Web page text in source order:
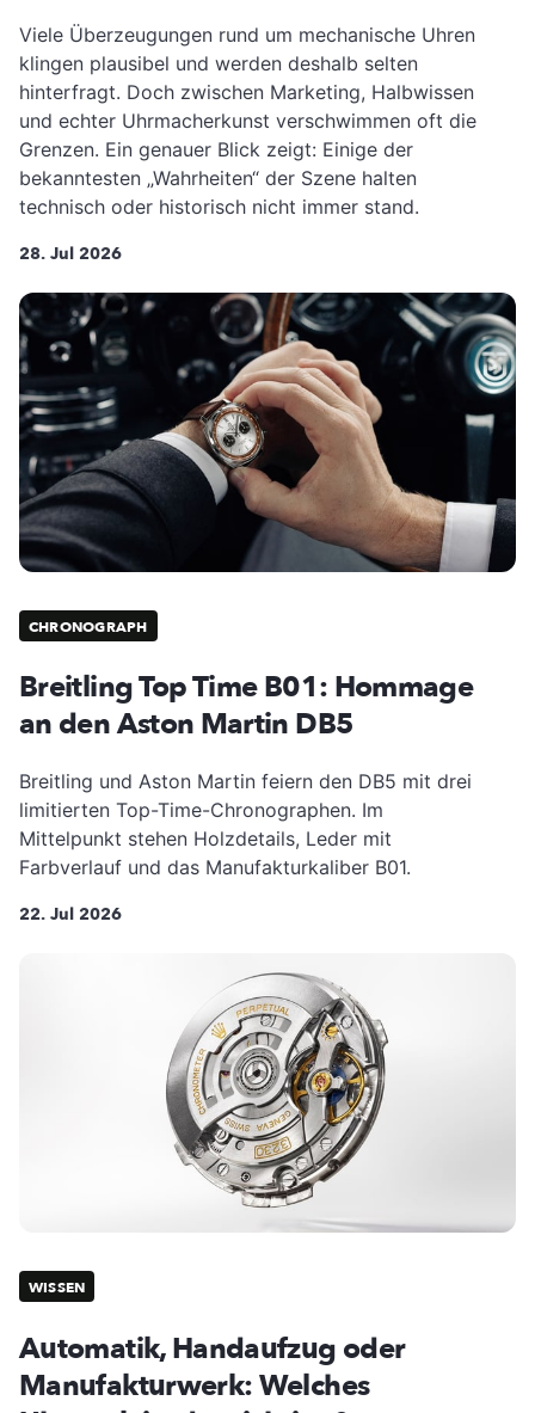
Viele Überzeugungen rund um mechanische Uhren
klingen plausibel und werden deshalb selten
hinterfragt. Doch zwischen Marketing, Halbwissen
und echter Uhrmacherkunst verschwimmen oft die
Grenzen. Ein genauer Blick zeigt: Einige der
bekanntesten „Wahrheiten“ der Szene halten
technisch oder historisch nicht immer stand.
28. Jul 2026
CHRONOGRAPH
Breitling Top Time B01: Hommage
an den Aston Martin DB5
Breitling und Aston Martin feiern den DB5 mit drei
limitierten Top-Time-Chronographen. Im
Mittelpunkt stehen Holzdetails, Leder mit
Farbverlauf und das Manufakturkaliber B01.
22. Jul 2026
WISSEN
Automatik, Handaufzug oder
Manufakturwerk: Welches